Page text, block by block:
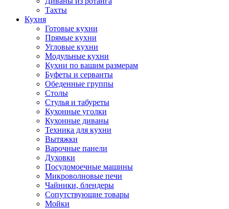
Тахты
Кухня
Готовые кухни
Прямые кухни
Угловые кухни
Модульные кухни
Кухни по вашим размерам
Буфеты и серванты
Обеденные группы
Столы
Стулья и табуреты
Кухонные уголки
Кухонные диваны
Техника для кухни
Вытяжки
Варочные панели
Духовки
Посудомоечные машины
Микроволновые печи
Чайники, блендеры
Сопутствующие товары
Мойки